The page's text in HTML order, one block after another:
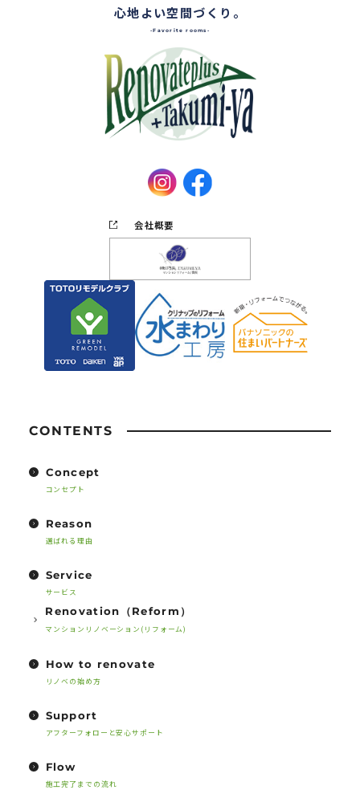
心地よい空間づくり。
-Favorite rooms-
会社概要
CONTENTS
Concept
コンセプト
Reason
選ばれる理由
Service
サービス
Renovation（Reform）
マンションリノベーション(リフォーム)
How to renovate
リノベの始め方
Support
アフターフォローと安心サポート
Flow
施工完了までの流れ